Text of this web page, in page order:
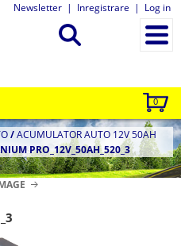
Newsletter | Inregistrare | Log in
0
/ACUMULATOR AUTO 12V 50AH
PRO_12V_50AH_520_3